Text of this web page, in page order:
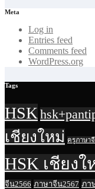
Meta
Log in
Entries feed
Comments feed
WordPress.org
Tags
HSK
เชียงใหม่ ครูภาษา
HSK เชียงใ
จีน2566 ภาษาจีน2567 ภา